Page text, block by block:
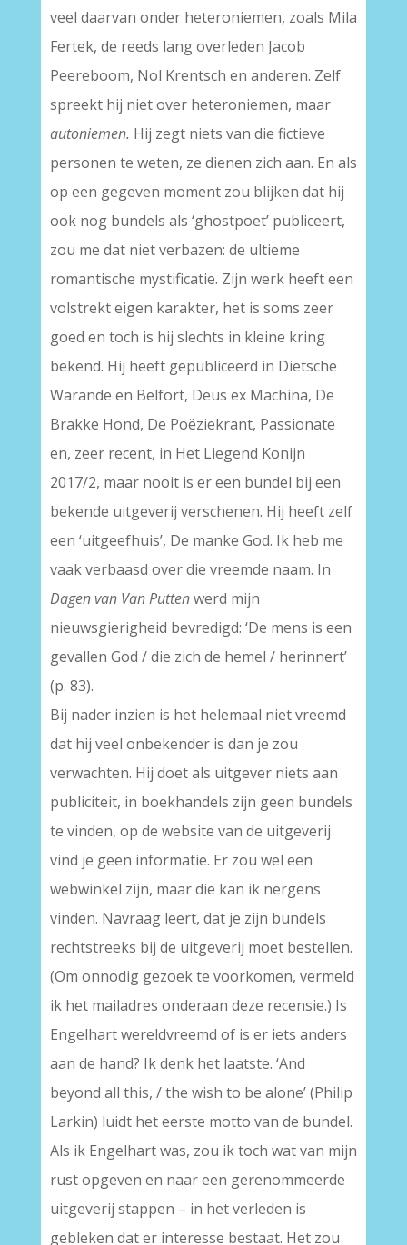
veel daarvan onder heteroniemen, zoals Mila
Fertek, de reeds lang overleden Jacob
Peereboom, Nol Krentsch en anderen. Zelf
spreekt hij niet over heteroniemen, maar
autoniemen. Hij zegt niets van die fictieve
personen te weten, ze dienen zich aan. En als
op een gegeven moment zou blijken dat hij
ook nog bundels als ‘ghostpoet’ publiceert,
zou me dat niet verbazen: de ultieme
romantische mystificatie. Zijn werk heeft een
volstrekt eigen karakter, het is soms zeer
goed en toch is hij slechts in kleine kring
bekend. Hij heeft gepubliceerd in Dietsche
Warande en Belfort, Deus ex Machina, De
Brakke Hond, De Poëziekrant, Passionate
en, zeer recent, in Het Liegend Konijn
2017/2, maar nooit is er een bundel bij een
bekende uitgeverij verschenen. Hij heeft zelf
een ‘uitgeefhuis’, De manke God. Ik heb me
vaak verbaasd over die vreemde naam. In
Dagen van Van Puttenwerd mijn
nieuwsgierigheid bevredigd: ‘De mens is een
gevallen God / die zich de hemel / herinnert’
(p. 83).
Bij nader inzien is het helemaal niet vreemd
dat hij veel onbekender is dan je zou
verwachten. Hij doet als uitgever niets aan
publiciteit, in boekhandels zijn geen bundels
te vinden, op de website van de uitgeverij
vind je geen informatie. Er zou wel een
webwinkel zijn, maar die kan ik nergens
vinden. Navraag leert, dat je zijn bundels
rechtstreeks bij de uitgeverij moet bestellen.
(Om onnodig gezoek te voorkomen, vermeld
ik het mailadres onderaan deze recensie.) Is
Engelhart wereldvreemd of is er iets anders
aan de hand? Ik denk het laatste. ‘And
beyond all this, / the wish to be alone’ (Philip
Larkin) luidt het eerste motto van de bundel.
Als ik Engelhart was, zou ik toch wat van mijn
rust opgeven en naar een gerenommeerde
uitgeverij stappen – in het verleden is
gebleken dat er interesse bestaat. Het zou